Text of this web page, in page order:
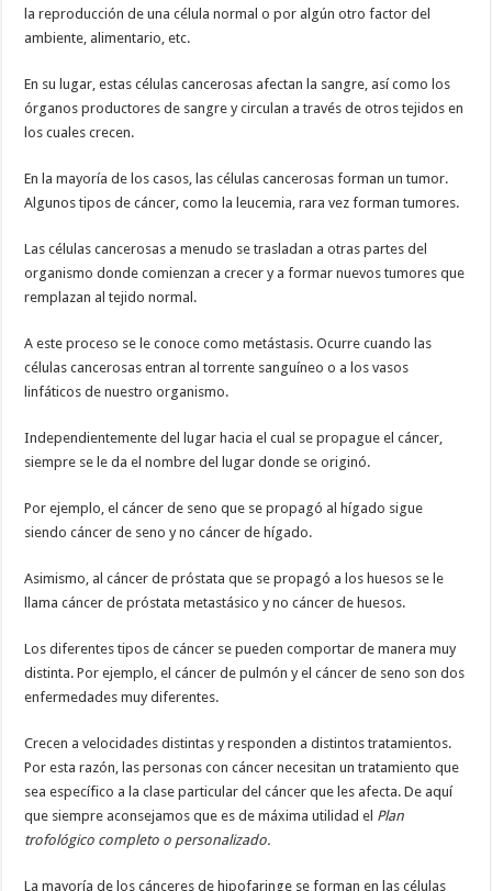
la reproducción de una célula normal o por algún otro factor del
ambiente, alimentario, etc.
En su lugar, estas células cancerosas afectan la sangre, así como los
órganos productores de sangre y circulan a través de otros tejidos en
los cuales crecen.
En la mayoría de los casos, las células cancerosas forman un tumor.
Algunos tipos de cáncer, como la leucemia, rara vez forman tumores.
Las células cancerosas a menudo se trasladan a otras partes del
organismo donde comienzan a crecer y a formar nuevos tumores que
remplazan al tejido normal.
A este proceso se le conoce como metástasis. Ocurre cuando las
células cancerosas entran al torrente sanguíneo o a los vasos
linfáticos de nuestro organismo.
Independientemente del lugar hacia el cual se propague el cáncer,
siempre se le da el nombre del lugar donde se originó.
Por ejemplo, el cáncer de seno que se propagó al hígado sigue
siendo cáncer de seno y no cáncer de hígado.
Asimismo, al cáncer de próstata que se propagó a los huesos se le
llama cáncer de próstata metastásico y no cáncer de huesos.
Los diferentes tipos de cáncer se pueden comportar de manera muy
distinta. Por ejemplo, el cáncer de pulmón y el cáncer de seno son dos
enfermedades muy diferentes.
Crecen a velocidades distintas y responden a distintos tratamientos.
Por esta razón, las personas con cáncer necesitan un tratamiento que
sea específico a la clase particular del cáncer que les afecta. De aquí
que siempre aconsejamos que es de máxima utilidad el Plan
trofológico completo o personalizado.
La mayoría de los cánceres de hipofaringe se forman en las células